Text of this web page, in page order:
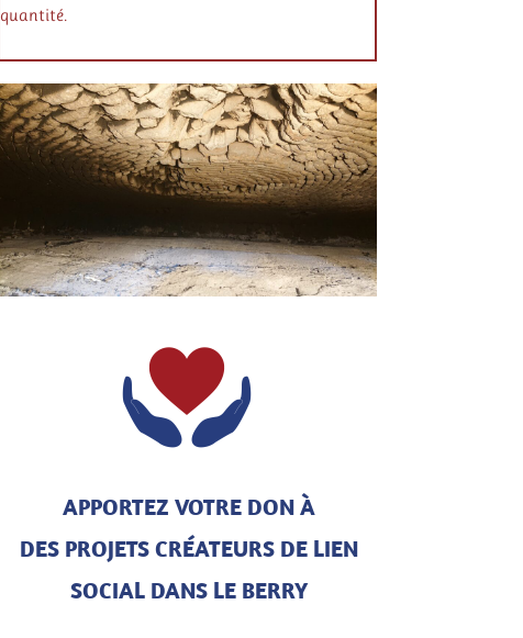
quantité.
APPORTEZ VOTRE DONÀ
DES PROJETS CRÉATEURS DE LIEN
SOCIAL DANS LE BERRY